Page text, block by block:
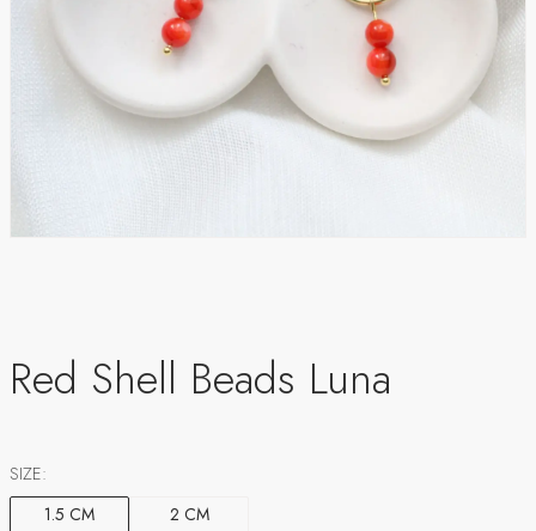
Red Shell Beads Luna
SIZE:
1.5 CM
2 CM